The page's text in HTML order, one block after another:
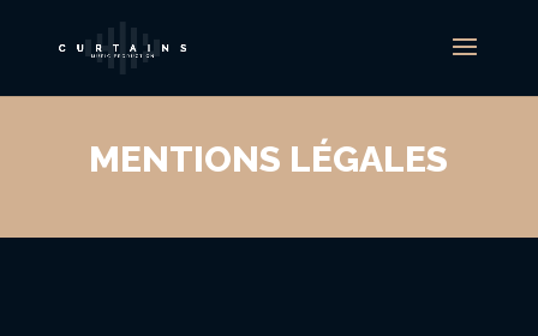
MENTIONS LÉGALES